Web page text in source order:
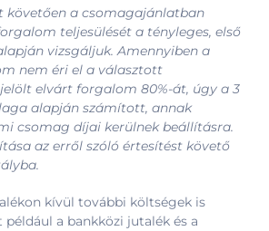
követően a csomagajánlatban
teljesülését a tényleges, első
vizsgáljuk. Amennyiben a
nem éri el a választott
elvárt forgalom 80%-át, úgy a 3
alapján számított, annak
csomag díjai kerülnek beállításra.
az erről szóló értesítést követő
kívül további költségek is
a bankközi jutalék és a